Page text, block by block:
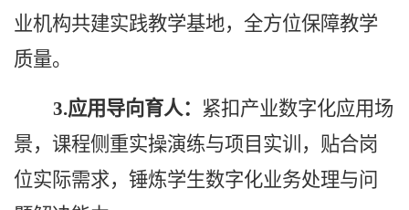
业机构共建实践教学基地，全方位保障教学
质量。
3.应用导向育人： 紧扣产业数字化应用场
景，课程侧重实操演练与项目实训，贴合岗
位实际需求，锤炼学生数字化业务处理与问